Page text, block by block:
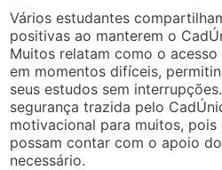
Vários estudantes
positivas ao manterem o
Muitos relatam como o
em momentos difíceis,
seus estudos sem
segurança trazida pelo
motivacional para muitos, pois
possam contar com o apoio
necessário.